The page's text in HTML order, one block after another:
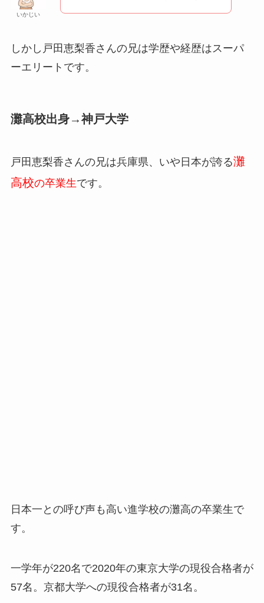
いかじい
しかし戸田恵梨香さんの兄は学歴や経歴はスーパ
ーエリートです。
灘高校出身→神戸大学
戸田恵梨香さんの兄は兵庫県、いや日本が誇る灘
高校の卒業生です。
日本一との呼び声も高い進学校の灘高の卒業生で
す。
一学年が220名で2020年の東京大学の現役合格者が
57名。京都大学への現役合格者が31名。